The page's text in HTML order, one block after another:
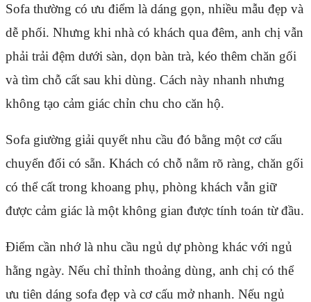
Sofa thường có ưu điểm là dáng gọn, nhiều mẫu đẹp và
dễ phối. Nhưng khi nhà có khách qua đêm, anh chị vẫn
phải trải đệm dưới sàn, dọn bàn trà, kéo thêm chăn gối
và tìm chỗ cất sau khi dùng. Cách này nhanh nhưng
không tạo cảm giác chỉn chu cho căn hộ.
Sofa giường giải quyết nhu cầu đó bằng một cơ cấu
chuyển đổi có sẵn. Khách có chỗ nằm rõ ràng, chăn gối
có thể cất trong khoang phụ, phòng khách vẫn giữ
được cảm giác là một không gian được tính toán từ đầu.
Điểm cần nhớ là nhu cầu ngủ dự phòng khác với ngủ
hằng ngày. Nếu chỉ thỉnh thoảng dùng, anh chị có thể
ưu tiên dáng sofa đẹp và cơ cấu mở nhanh. Nếu ngủ